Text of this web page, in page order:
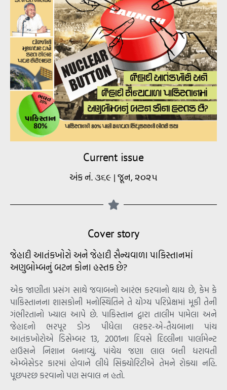
Current issue
અંક નં. ૩૬૯ | જૂન, ૨૦૨૫
Cover story
જેહાદી આતંકખોરો અને જેહાદી સૈન્યવાળા પાકિસ્તાનમાં
અણુબોમ્બનું બટન કોના હસ્તક છે?
એક જાણીતા પ્રસંગ સાથે જવાબનો આરંભ કરવાનો થાય છે, કેમ કે
પાકિસ્તાનના શાસકોની મનોસ્થિતિને તે યોગ્ય પરિપ્રેક્ષમાં મૂકી તેની
ગંભીરતાનો ખ્યાલ આપે છે. પાકિસ્તાન દ્વારા તાલીમ પામેલા અને
જેહાદનો ભરપૂર ડોઝ પીધેલા લશ્કર-એ-તૈયબાના પાંચ
આતંકખોરોએ ડિસેમ્બર 13, 2001ના દિવસે દિલ્લીના પાર્લામેન્ટ
હાઉસને નિશાન બનાવ્યું. પાંચેય જણા લાલ બત્તી ધરાવતી
એમ્બેસેડર કારમાં હોવાને લીધે સિક્યોરિટીએ તેમને રોક્યા નહિ.
પૂછપરછ કરવાનો પણ સવાલ ન હતો.